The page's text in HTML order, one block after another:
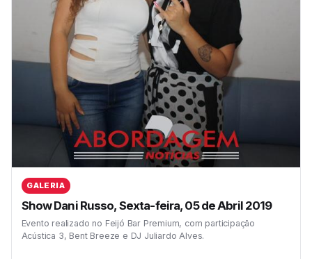
GALERIA
Show Dani Russo, Sexta-feira, 05 de Abril 2019
Evento realizado no Feijó Bar Premium, com participação
Acústica 3, Bent Breeze e DJ Juliardo Alves.